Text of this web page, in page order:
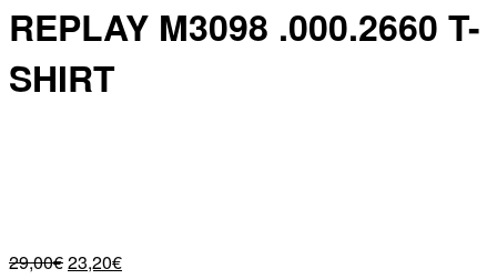
REPLAY M3098 .000.2660 T-
SHIRT
29,00€23,20€